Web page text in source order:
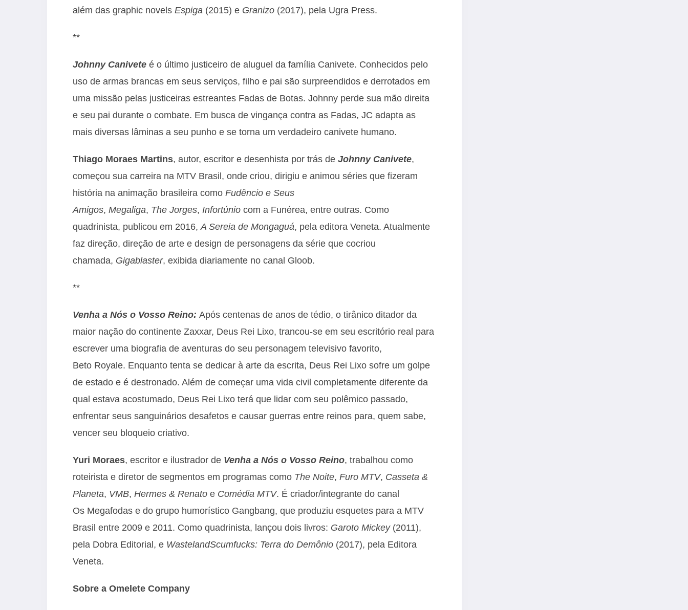
além das graphic novels Espiga (2015) e Granizo (2017), pela Ugra Press.
**
Johnny Canivete é o último justiceiro de aluguel da família Canivete. Conhecidos pelo
uso de armas brancas em seus serviços, filho e pai são surpreendidos e derrotados em
uma missão pelas justiceiras estreantes Fadas de Botas. Johnny perde sua mão direita
e seu pai durante o combate. Em busca de vingança contra as Fadas, JC adapta as
mais diversas lâminas a seu punho e se torna um verdadeiro canivete humano.
Thiago Moraes Martins, autor, escritor e desenhista por trás de Johnny Canivete,
começou sua carreira na MTV Brasil, onde criou, dirigiu e animou séries que fizeram
história na animação brasileira como Fudêncio e Seus
Amigos, Megaliga, The Jorges, Infortúnio com a Funérea, entre outras. Como
quadrinista, publicou em 2016, A Sereia de Mongaguá, pela editora Veneta. Atualmente
faz direção, direção de arte e design de personagens da série que cocriou
chamada, Gigablaster, exibida diariamente no canal Gloob.
**
Venha a Nós o Vosso Reino: Após centenas de anos de tédio, o tirânico ditador da
maior nação do continente Zaxxar, Deus Rei Lixo, trancou-se em seu escritório real para
escrever uma biografia de aventuras do seu personagem televisivo favorito,
Beto Royale. Enquanto tenta se dedicar à arte da escrita, Deus Rei Lixo sofre um golpe
de estado e é destronado. Além de começar uma vida civil completamente diferente da
qual estava acostumado, Deus Rei Lixo terá que lidar com seu polêmico passado,
enfrentar seus sanguinários desafetos e causar guerras entre reinos para, quem sabe,
vencer seu bloqueio criativo.
Yuri Moraes, escritor e ilustrador de Venha a Nós o Vosso Reino, trabalhou como
roteirista e diretor de segmentos em programas como The Noite, Furo MTV, Casseta &
Planeta, VMB, Hermes & Renato e Comédia MTV. É criador/integrante do canal
Os Megafodas e do grupo humorístico Gangbang, que produziu esquetes para a MTV
Brasil entre 2009 e 2011. Como quadrinista, lançou dois livros: Garoto Mickey(2011),
pela Dobra Editorial, e WastelandScumfucks: Terra do Demônio (2017), pela Editora
Veneta.
Sobre a Omelete Company